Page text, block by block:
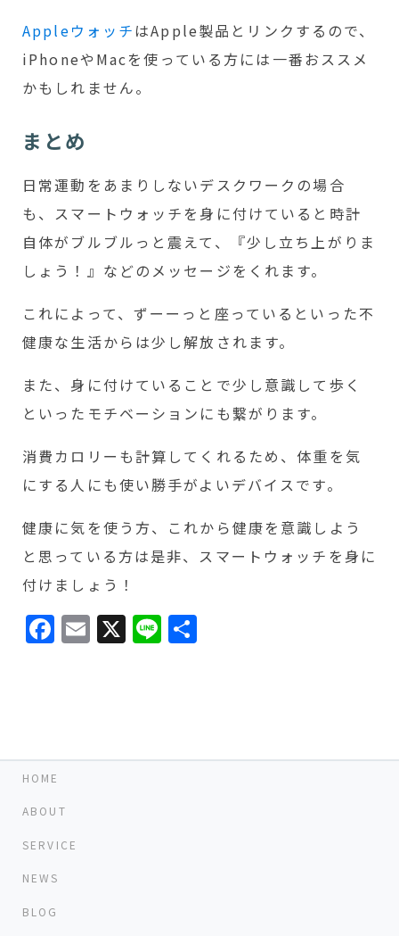
AppleウォッチはApple製品とリンクするので、
iPhoneやMacを使っている方には一番おススメ
かもしれません。
まとめ
日常運動をあまりしないデスクワークの場合
も、スマートウォッチを身に付けていると時計
自体がブルブルっと震えて、『少し立ち上がりま
しょう！』などのメッセージをくれます。
これによって、ずーーっと座っているといった不
健康な生活からは少し解放されます。
また、身に付けていることで少し意識して歩く
といったモチベーションにも繋がります。
消費カロリーも計算してくれるため、体重を気
にする人にも使い勝手がよいデバイスです。
健康に気を使う方、これから健康を意識しよう
と思っている方は是非、スマートウォッチを身に
付けましょう！
Facebook
Email
X Line
HOME
ABOUT
SERVICE
NEWS
BLOG